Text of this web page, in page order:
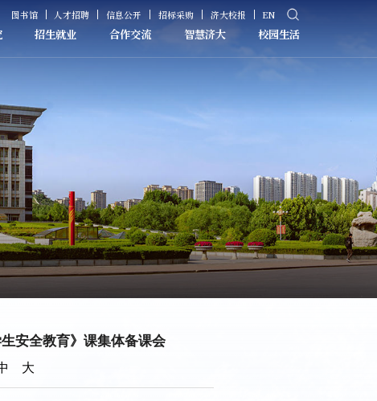
图书馆 人才招聘 信息公开 招标采购 济大校报 EN
招生就业 合作交流 智慧济大 校园生活
安全教育》课集体备课会
大